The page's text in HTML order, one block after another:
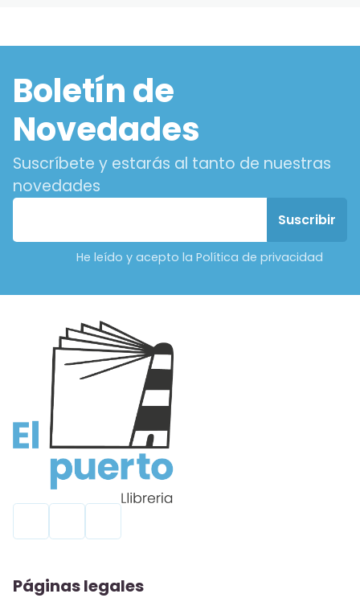
Boletín de
Novedades
Suscríbete y estarás al tanto de nuestras
novedades
He leído y acepto la Política de privacidad
Páginas legales